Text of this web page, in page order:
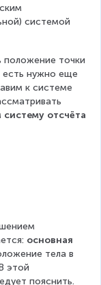
системой
положение точки
есть нужно еще
к системе
систему отсчёта
основная
тела в
этой
пояснить.